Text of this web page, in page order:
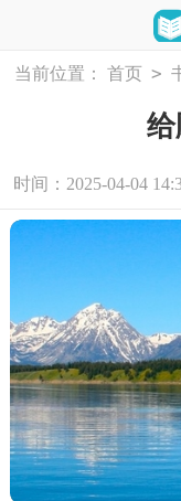
当前位置： 首页 >
时间：2025-04-04